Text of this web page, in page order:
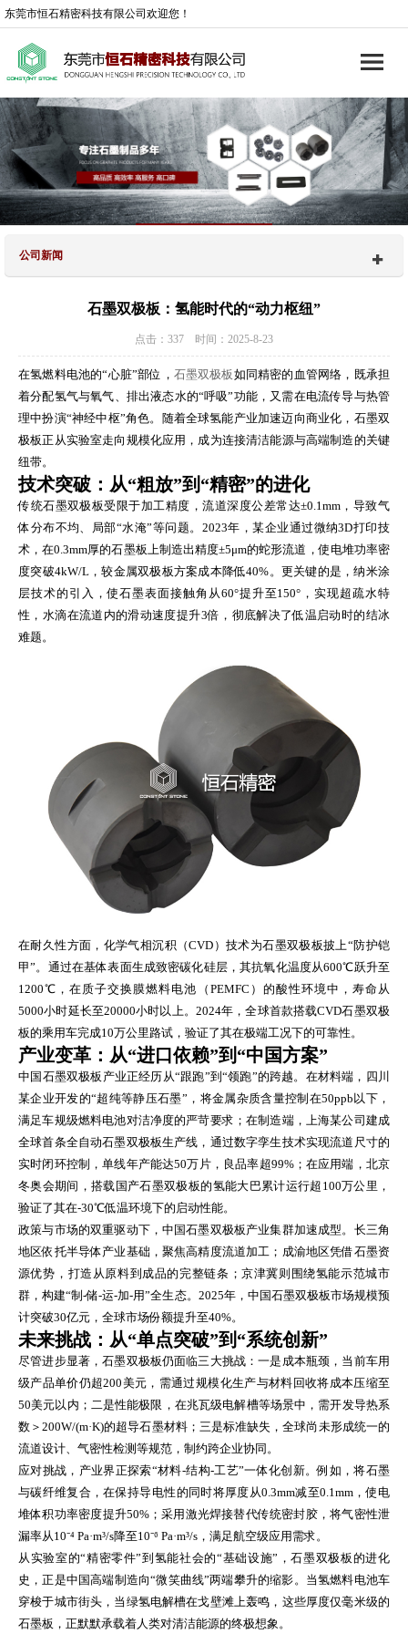
东莞市恒石精密科技有限公司欢迎您！
公司新闻
石墨双极板：氢能时代的“动力枢纽”
点击：337 时间：2025-8-23
在氢燃料电池的“心脏”部位， 石墨双极板如同精密的血管网络，既承担
着分配氢气与氧气、排出液态水的“呼吸”功能，又需在电流传导与热管
理中扮演“神经中枢”角色。随着全球氢能产业加速迈向商业化，石墨双
极板正从实验室走向规模化应用，成为连接清洁能源与高端制造的关键
纽带。
技术突破：从“粗放”到“精密”的进化
传统石墨双极板受限于加工精度，流道深度公差常达±0.1mm，导致气
体分布不均、局部“水淹”等问题。2023年，某企业通过微纳3D打印技
术，在0.3mm厚的石墨板上制造出精度±5μm的蛇形流道，使电堆功率密
度突破4kW/L，较金属双极板方案成本降低40%。更关键的是，纳米涂
层技术的引入，使石墨表面接触角从60°提升至150°，实现超疏水特
性，水滴在流道内的滑动速度提升3倍，彻底解决了低温启动时的结冰
难题。
在耐久性方面，化学气相沉积（CVD）技术为石墨双极板披上“防护铠
甲”。通过在基体表面生成致密碳化硅层，其抗氧化温度从600℃跃升至
1200℃，在质子交换膜燃料电池（PEMFC）的酸性环境中，寿命从
5000小时延长至20000小时以上。2024年，全球首款搭载CVD石墨双极
板的乘用车完成10万公里路试，验证了其在极端工况下的可靠性。
产业变革：从“进口依赖”到“中国方案”
中国石墨双极板产业正经历从“跟跑”到“领跑”的跨越。在材料端，四川
某企业开发的“超纯等静压石墨”，将金属杂质含量控制在50ppb以下，
满足车规级燃料电池对洁净度的严苛要求；在制造端，上海某公司建成
全球首条全自动石墨双极板生产线，通过数字孪生技术实现流道尺寸的
实时闭环控制，单线年产能达50万片，良品率超99%；在应用端，北京
冬奥会期间，搭载国产石墨双极板的氢能大巴累计运行超100万公里，
验证了其在-30℃低温环境下的启动性能。
政策与市场的双重驱动下，中国石墨双极板产业集群加速成型。长三角
地区依托半导体产业基础，聚焦高精度流道加工；成渝地区凭借石墨资
源优势，打造从原料到成品的完整链条；京津冀则围绕氢能示范城市
群，构建“制-储-运-加-用”全生态。2025年，中国石墨双极板市场规模预
计突破30亿元，全球市场份额提升至40%。
未来挑战：从“单点突破”到“系统创新”
尽管进步显著，石墨双极板仍面临三大挑战：一是成本瓶颈，当前车用
级产品单价仍超200美元，需通过规模化生产与材料回收将成本压缩至
50美元以内；二是性能极限，在兆瓦级电解槽等场景中，需开发导热系
数＞200W/(m·K)的超导石墨材料；三是标准缺失，全球尚未形成统一的
流道设计、气密性检测等规范，制约跨企业协同。
应对挑战，产业界正探索“材料-结构-工艺”一体化创新。例如，将石墨
与碳纤维复合，在保持导电性的同时将厚度从0.3mm减至0.1mm，使电
堆体积功率密度提升50%；采用激光焊接替代传统密封胶，将气密性泄
漏率从10⁻⁴ Pa·m³/s降至10⁻⁶ Pa·m³/s，满足航空级应用需求。
从实验室的“精密零件”到氢能社会的“基础设施”，石墨双极板的进化
史，正是中国高端制造向“微笑曲线”两端攀升的缩影。当氢燃料电池车
穿梭于城市街头，当绿氢电解槽在戈壁滩上轰鸣，这些厚度仅毫米级的
石墨板，正默默承载着人类对清洁能源的终极想象。